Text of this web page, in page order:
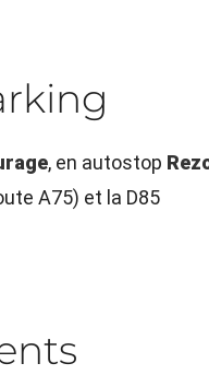
, en autostop
A75) et la D85